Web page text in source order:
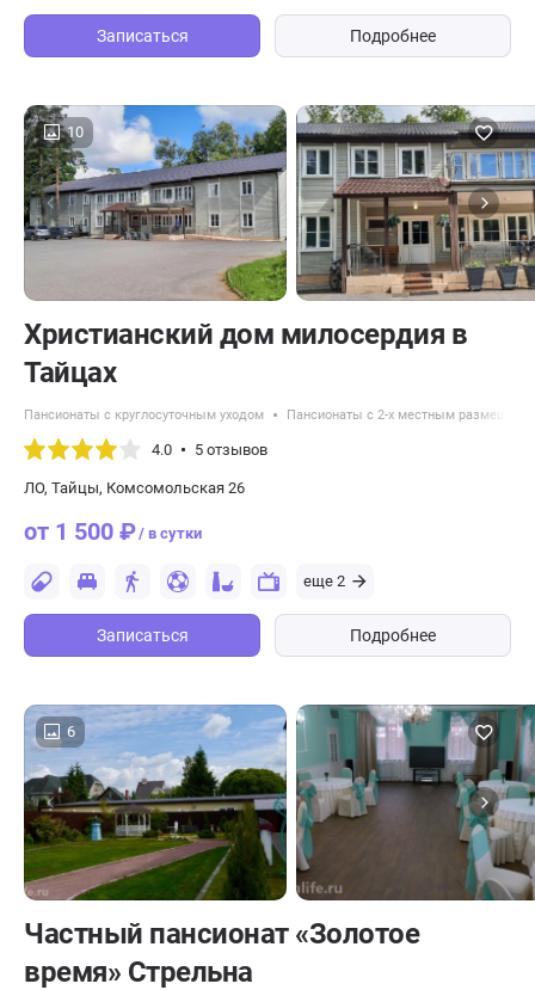
Записаться Подробнее
10
Христианский дом милосердия в
Тайцах
Пансионаты с круглосуточным уходом Пансионаты с 2-х местным
4.0 5 отзывов
ЛО, Тайцы, Комсомольская 26
от 1 500 ₽/ в сутки
еще 2
Записаться Подробнее
6
Частный пансионат «Золотое
время» Стрельна